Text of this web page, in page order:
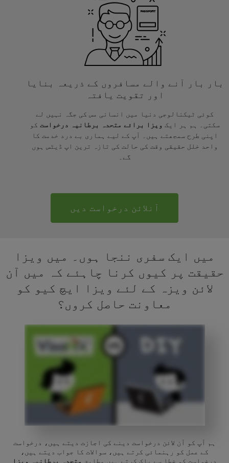
بار بار آنے والے مسافروں کے ذریعہ بنایا
اور تقویت یافتہ
کوئی ٹیکنالوجی دنیا میں انسانی مس کی جگہ نہیں لے
سکتی۔ ہم ہر ایک ویزا برائے متحدہ برطانیہ درخواست کو
اپنی طرح سمجھتے ہیں۔ آپ کے لیے ہماری بے درد خدمت کا
واحد خلل حقیقی وقت کی حالت کی تازہ ترین اپ ڈیٹس ہوں
گے۔
آنلائن درخواست دیں
میں ایک سفری ننجا ہوں۔ میں ویزا
حقیقت پر کیوں کرنا چاہئے کہ میں آن
لائن ویزہ کے لئے ویزا ایچ کیو کو
معاونت حاصل کروں؟
ہم آپ کو آن لائن درخواست دینے کی اجازت دیتے ہیں، درخواست
کے عمل کو رہنمائی کرتے ہیں، سوالات کا جواب دیتے ہیں،
درخواست کو خطا سے پاک کرتے ہیں مطابق
متحدہ برطانیہ ویزا